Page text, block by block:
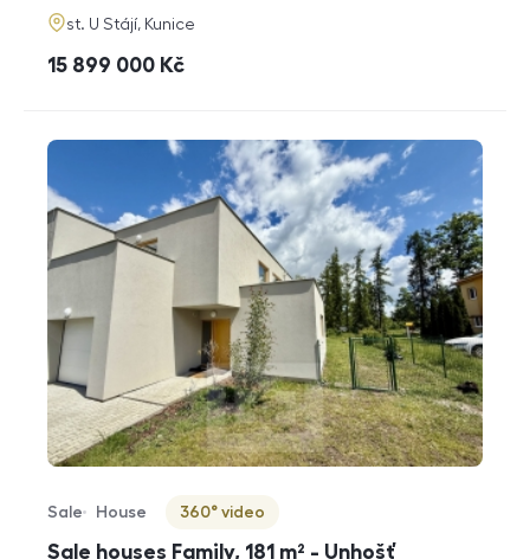
adresa
st. U Stájí, Kunice
cena
15 899 000 Kč
Sale houses Family, 181 m² - Unhošť
Offer type
Sale
Property type
House
Virtuální prohlídka
360° video